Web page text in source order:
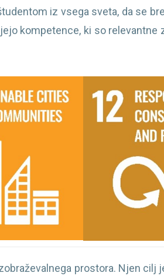
iz vsega sveta, da se
kompetence, ki so relevantne
prostora. Njen cilj